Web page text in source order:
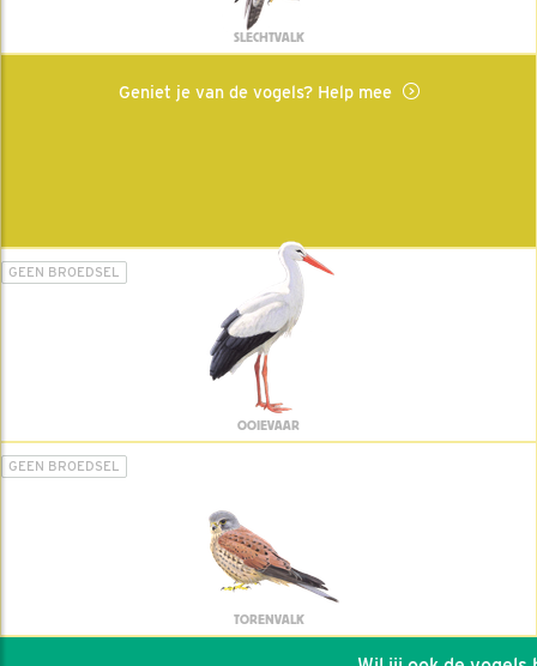
SLECHTVALK
Geniet je van de vogels? Help mee
GEEN BROEDSEL
OOIEVAAR
GEEN BROEDSEL
TORENVALK